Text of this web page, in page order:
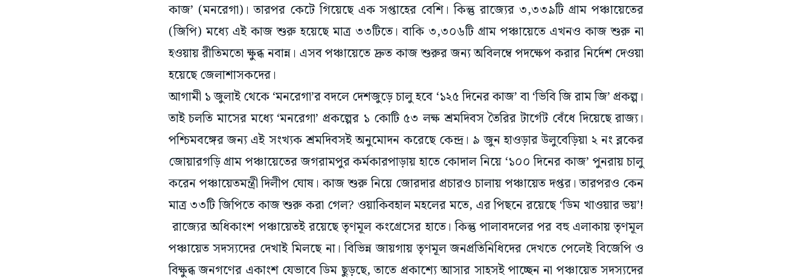
কাজ’ (মনরেগা)। তারপর কেটে গিয়েছে এক সপ্তাহের বেশি। কিন্তু রাজ্যের ৩,৩৩৯টি গ্রাম পঞ্চায়েতের
(জিপি) মধ্যে এই কাজ শুরু হয়েছে মাত্র ৩৩টিতে। বাকি ৩,৩০৬টি গ্রাম পঞ্চায়েতে এখনও কাজ শুরু না
হওয়ায় রীতিমতো ক্ষুব্ধ নবান্ন। এসব পঞ্চায়েতে দ্রুত কাজ শুরুর জন্য অবিলম্বে পদক্ষেপ করার নির্দেশ দেওয়া
হয়েছে জেলাশাসকদের।
আগামী ১ জুলাই থেকে ‘মনরেগা’র বদলে দেশজুড়ে চালু হবে ‘১২৫ দিনের কাজ’ বা ‘ভিবি জি রাম জি’ প্রকল্প।
তাই চলতি মাসের মধ্যে ‘মনরেগা’ প্রকল্পের ১ কোটি ৫৩ লক্ষ শ্রমদিবস তৈরির টার্গেট বেঁধে দিয়েছে রাজ্য।
পশ্চিমবঙ্গের জন্য এই সংখ্যক শ্রমদিবসই অনুমোদন করেছে কেন্দ্র। ৯ জুন হাওড়ার উলুবেড়িয়া ২ নং ব্লকের
জোয়ারগড়ি গ্রাম পঞ্চায়েতের জগরামপুর কর্মকারপাড়ায় হাতে কোদাল নিয়ে ‘১০০ দিনের কাজ’ পুনরায় চালু
করেন পঞ্চায়েতমন্ত্রী দিলীপ ঘোষ। কাজ শুরু নিয়ে জোরদার প্রচারও চালায় পঞ্চায়েত দপ্তর। তারপরও কেন
মাত্র ৩৩টি জিপিতে কাজ শুরু করা গেল? ওয়াকিবহাল মহলের মতে, এর পিছনে রয়েছে ‘ডিম খাওয়ার ভয়’!
রাজ্যের অধিকাংশ পঞ্চায়েতই রয়েছে তৃণমূল কংগ্রেসের হাতে। কিন্তু পালাবদলের পর বহু এলাকায় তৃণমূল
পঞ্চায়েত সদস্যদের দেখাই মিলছে না। বিভিন্ন জায়গায় তৃণমূল জনপ্রতিনিধিদের দেখতে পেলেই বিজেপি ও
বিক্ষুব্ধ জনগণের একাংশ যেভাবে ডিম ছুড়ছে, তাতে প্রকাশ্যে আসার সাহসই পাচ্ছেন না পঞ্চায়েত সদস্যদের